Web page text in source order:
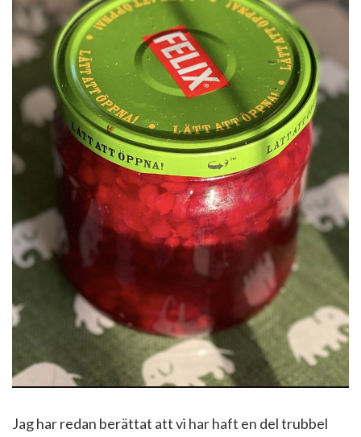
Jag har redan berättat att vi har haft en del trubbel